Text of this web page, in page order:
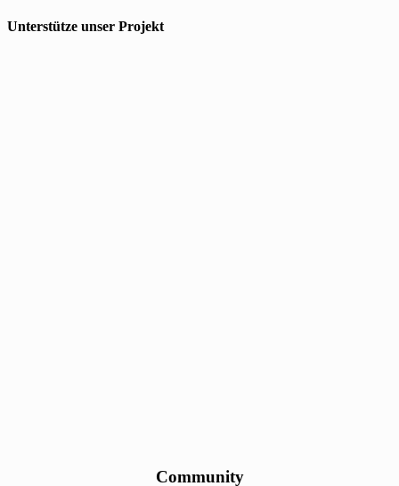
Unterstütze unser Projekt
Community